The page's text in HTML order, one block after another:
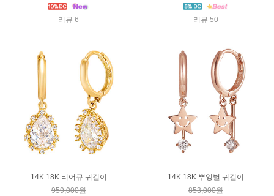
리뷰 6 리뷰 50
14K 18K 티어큐 귀걸이
959,000원
14K 18K 뿌잉별 귀걸이
853,000원